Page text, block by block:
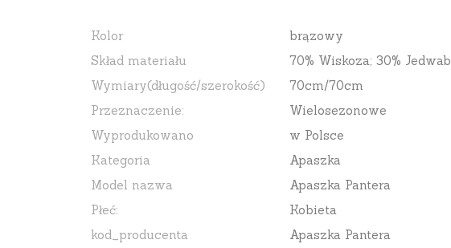
Kolor
brązowy
Skład materiału
70% Wiskoza; 30% Jedwab
Wymiary(długość/szerokość)
70cm/70cm
Przeznaczenie:
Wielosezonowe
Wyprodukowano
w Polsce
Kategoria
Apaszka
Model nazwa
Apaszka Pantera
Płeć:
Kobieta
kod_producenta
Apaszka Pantera